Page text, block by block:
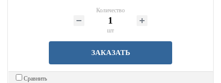
Количество
шт
ЗАКАЗАТЬ
Сравнить